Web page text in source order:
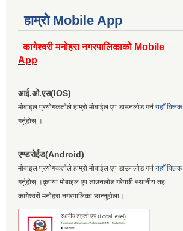
हाम्रो Mobile App
कागेश्वरी मनोहरा नगरपालिकाको Mobile
App
आई.ओ.एस(IOS)
मोबाइल प्रयोगकर्ताले हाम्रो मोबाईल एप डाउनलोड गर्न यहाँ क्लिक
गर्नुहोस् ।
एण्डरोईड(Android)
मोबाइल प्रयोगकर्ताले हाम्रो मोबाईल एप डाउनलोड गर्न यहाँ क्लिक
गर्नुहोस् ।कृपया मोबाइल एप डाउनलोड गरेपछी स्थानीय तह
कागेश्वरी मनोहरा नगरपालिका छान्नुहोला।